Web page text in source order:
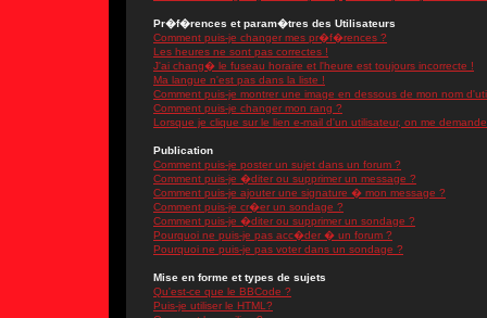
Pr�f�rences et param�tres des Utilisateurs
Comment puis-je changer mes pr�f�rences ?
Les heures ne sont pas correctes !
J'ai chang� le fuseau horaire et l'heure est toujours incorrecte !
Ma langue n'est pas dans la liste !
Comment puis-je montrer une image en dessous de mon nom
Comment puis-je changer mon rang ?
Lorsque je clique sur le lien e-mail d'un utilisateur, on me
Publication
Comment puis-je poster un sujet dans un forum ?
Comment puis-je �diter ou supprimer un message ?
Comment puis-je ajouter une signature � mon message ?
Comment puis-je cr�er un sondage ?
Comment puis-je �diter ou supprimer un sondage ?
Pourquoi ne puis-je pas acc�der � un forum ?
Pourquoi ne puis-je pas voter dans un sondage ?
Mise en forme et types de sujets
Qu'est-ce que le BBCode ?
Puis-je utiliser le HTML?